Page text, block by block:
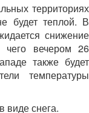
территориях
будет теплой. В
снижение
чего вечером 26
также будет
температуры
виде снега.